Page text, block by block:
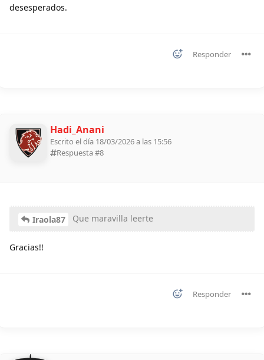
desesperados.
Responder
Hadi_Anani
Escrito el día 18/03/2026 a las 15:56
Respuesta #8
Iraola87 Que maravilla leerte
Gracias!!
Responder